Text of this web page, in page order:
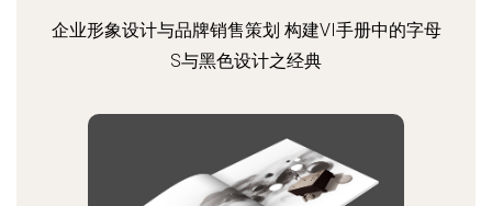
企业形象设计与品牌销售策划 构建VI手册中的字母
S与黑色设计之经典